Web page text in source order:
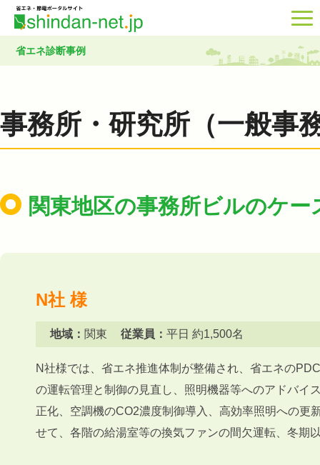
省エネ診断事例
事務所・研究所（一般事
関東地区の事務所ビルのケー
N社 様
地域： 関東 従業員： 平日 約1,500名
N社様では、省エネ推進体制が整備され、省エネの
の運転管理と制御の見直し、照明機器等へのアドバイ
正化、空調機のCO2濃度制御導入、高効率照明への更
せて、各階の給湯室等の換気ファンの間欠運転、冬期